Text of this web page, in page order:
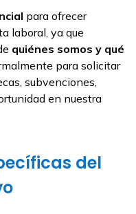
para ofrecer
laboral, ya que
quiénes somos y qué
para solicitar
subvenciones,
en nuestra
del